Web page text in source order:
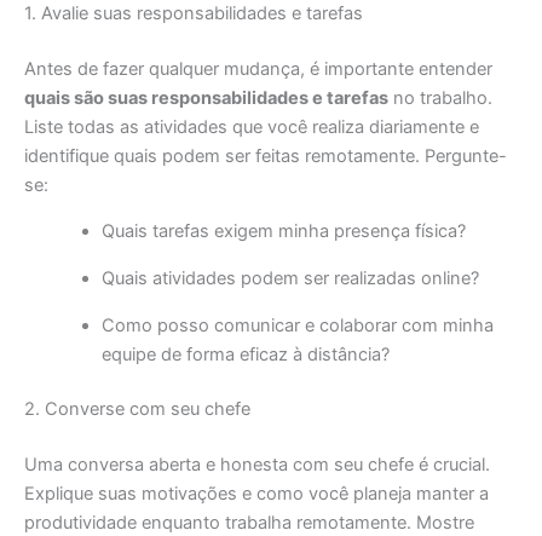
1. Avalie suas responsabilidades e tarefas
Antes de fazer qualquer mudança, é importante entender
quais são suas responsabilidades e tarefas no trabalho.
Liste todas as atividades que você realiza diariamente e
identifique quais podem ser feitas remotamente. Pergunte-
se:
Quais tarefas exigem minha presença física?
Quais atividades podem ser realizadas online?
Como posso comunicar e colaborar com minha
equipe de forma eficaz à distância?
2. Converse com seu chefe
Uma conversa aberta e honesta com seu chefe é crucial.
Explique suas motivações e como você planeja manter a
produtividade enquanto trabalha remotamente. Mostre